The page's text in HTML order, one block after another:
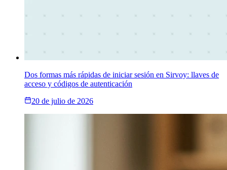
Dos formas más rápidas de iniciar sesión en Sirvoy: llaves de
acceso y códigos de autenticación
20 de julio de 2026